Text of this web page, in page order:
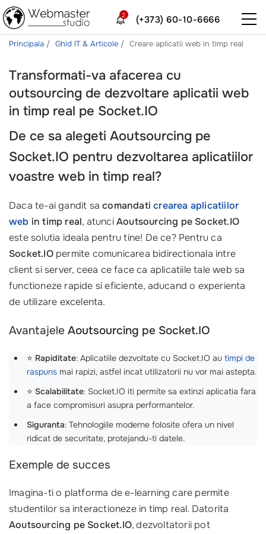
(+373) 60-10-6666
2
Principala Ghid IT & Articole Creare aplicatii web in timp real
Transformati-va afacerea cu
outsourcing de dezvoltare aplicatii web
in timp real pe Socket.IO
De ce sa alegeti Aoutsourcing pe
Socket.IO pentru dezvoltarea aplicatiilor
voastre web in timp real?
Daca te-ai gandit sacomandaticrearea aplicatiilor
web in timp real, atunciAoutsourcing pe Socket.IO
este solutia ideala pentru tine! De ce? Pentru ca
Socket.IOpermite comunicarea bidirectionala intre
client si server, ceea ce face ca aplicatiile tale web sa
functioneze rapide si eficiente, aducand o experienta
de utilizare excelenta.
Avantajele Aoutsourcing pe Socket.IO
⭐ Rapiditate: Aplicatiile dezvoltate cu Socket.IO au timpi de
raspuns mai rapizi, astfel incat utilizatorii nu vor mai astepta.
⭐ Scalabilitate: Socket.IO iti permite sa extinzi aplicatia fara
a face compromisuri asupra performantelor.
Siguranta: Tehnologiile moderne folosite ofera un nivel
ridicat de securitate, protejandu-ti datele.
Exemple de succes
Imagina-ti o platforma de e-learning care permite
studentilor sa interactioneze in timp real. Datorita
Aoutsourcing pe Socket.IO, dezvoltatorii pot